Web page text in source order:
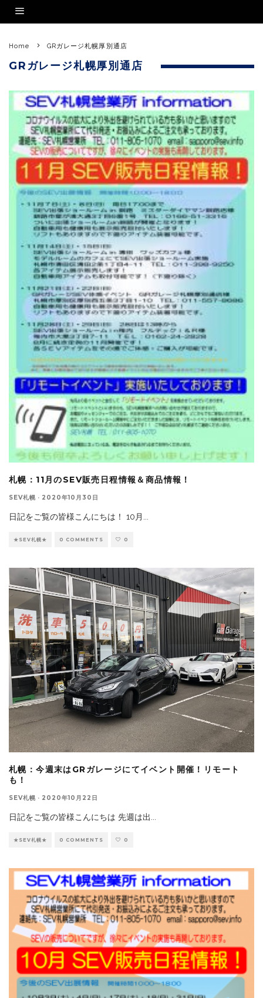
Home GRガレージ札幌厚別通店
GRガレージ札幌厚別通店
札幌：11月のSEV販売日程情報＆商品情報！
SEV札幌 · 2020年10月30日
日記をご覧の皆様こんにちは！ 10月 ...
★SEV札幌★ 0 COMMENTS 0
札幌：今週末はGRガレージにてイベント開催！リモート
も！
SEV札幌 · 2020年10月22日
日記をご覧の皆様こんにちは 先週は出
★SEV札幌★ 0 COMMENTS 0